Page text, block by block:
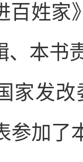
百姓家
、本书
家发
参加了